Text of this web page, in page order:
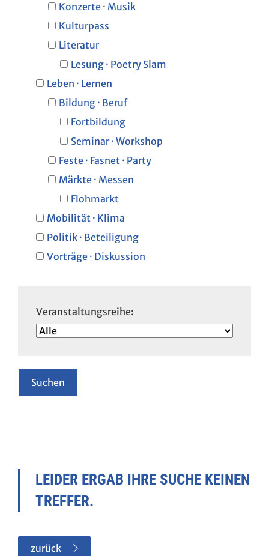
Konzerte · Musik
Kulturpass
Literatur
Lesung · Poetry Slam
Leben · Lernen
Bildung · Beruf
Fortbildung
Seminar · Workshop
Feste · Fasnet · Party
Märkte · Messen
Flohmarkt
Mobilität · Klima
Politik · Beteiligung
Vorträge · Diskussion
Veranstaltungsreihe:
LEIDER ERGAB IHRE SUCHE KEINEN
TREFFER.
zurück